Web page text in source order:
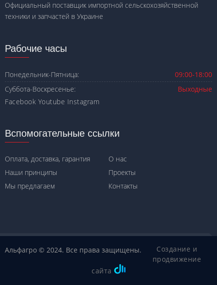
Официальный поставщик импортной сельскохозяйственной
техники и запчастей в Украине
Рабочие часы
Понедельник-Пятница:
09:00-18:00
Суббота-Воскресенье:
Выходные
Facebook Youtube Instagram
Вспомогательные ссылки
Оплата, доставка, гарантия
О нас
Наши принципы
Проекты
Мы предлагаем
Контакты
Альфагро © 2024. Все права защищены.
Создание и
продвижение
сайта